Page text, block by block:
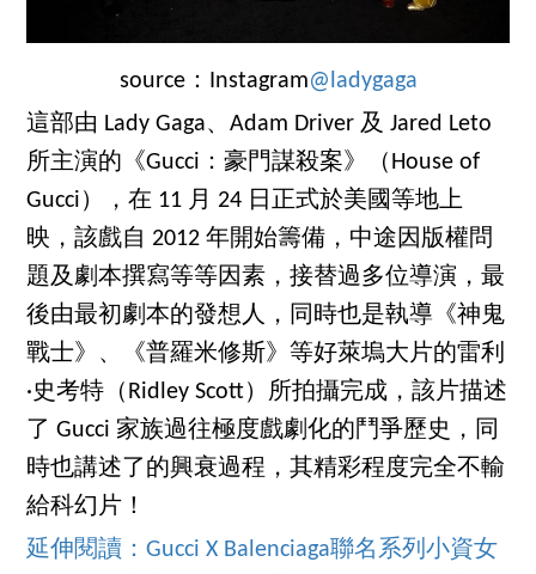
source：Instagram@ladygaga
這部由 Lady Gaga、Adam Driver 及 Jared Leto
所主演的《Gucci：豪門謀殺案》（House of
Gucci），在 11 月 24 日正式於美國等地上
映，該戲自 2012 年開始籌備，中途因版權問
題及劇本撰寫等等因素，接替過多位導演，最
後由最初劇本的發想人，同時也是執導《神鬼
戰士》、《普羅米修斯》等好萊塢大片的雷利
·史考特（Ridley Scott）所拍攝完成，該片描述
了 Gucci 家族過往極度戲劇化的鬥爭歷史，同
時也講述了的興衰過程，其精彩程度完全不輸
給科幻片！
延伸閱讀：Gucci X Balenciaga聯名系列小資女